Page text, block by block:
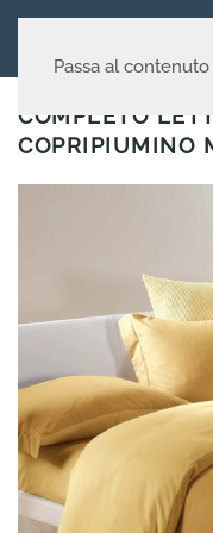
Passa al
COMPLETO
COPRIPIUMINO